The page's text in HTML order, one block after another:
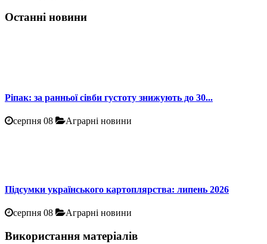
Останні новини
Ріпак: за ранньої сівби густоту знижують до 30...
серпня 08 Аграрні новини
Підсумки українського картоплярства: липень 2026
серпня 08 Аграрні новини
Використання матеріалів